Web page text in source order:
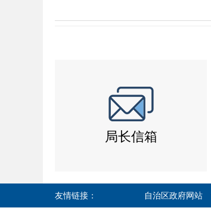
局长信箱
友情链接： 自治区政府网站